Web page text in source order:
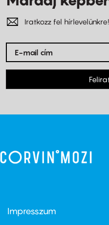
Iratkozz fel hírlevelünkre!
Footer
Impresszum